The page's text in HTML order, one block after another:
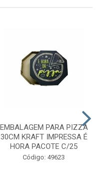
EMBALAGEM PARA PIZZA
30CM KRAFT IMPRESSA É
HORA PACOTE C/25
Código: 49623